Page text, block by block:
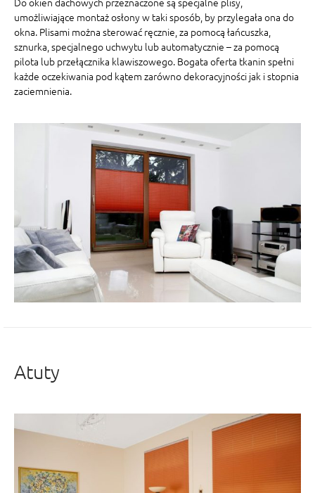
umożliwiające montaż osłony w taki sposób, by przylegała ona do
okna. Plisami można sterować ręcznie, za pomocą łańcuszka,
sznurka, specjalnego uchwytu lub automatycznie – za pomocą
pilota lub przełącznika klawiszowego. Bogata oferta tkanin spełni
każde oczekiwania pod kątem zarówno dekoracyjności jak i stopnia
zaciemnienia.
Atuty